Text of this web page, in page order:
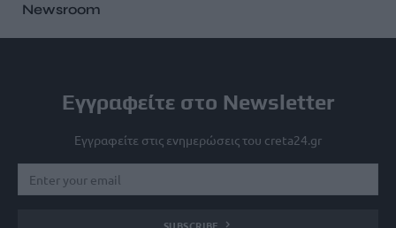
Newsroom
Εγγραφείτε στο Newsletter
Εγγραφείτε στις ενημερώσεις του creta24.gr